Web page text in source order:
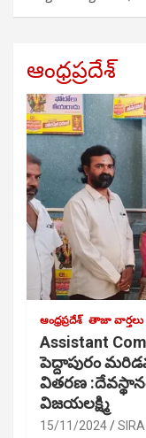
ఆంధ్రప్రదేశ్
ఆంధ్రప్రదేశ్ తాజా వార్తలు
Assistant
పెద్దాపురం
వితరణ
విజయలక్ష్మి
15/11/2024